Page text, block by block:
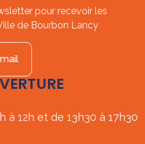
pour recevoir les
de Bourbon Lancy
à 12h et de 13h30 à 17h30